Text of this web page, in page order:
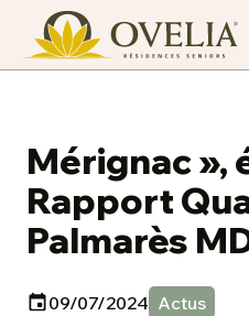
Mérignac »,
Rapport
Palmarès
09/07/2024 Actus